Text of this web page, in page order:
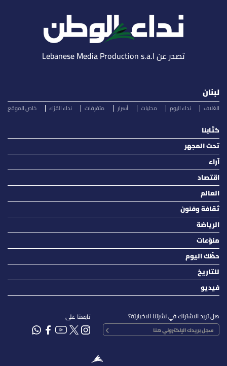
تصدر عن Lebanese Media Production s.a.l
لبنان
الغلاف نداء اليوم محليات أسرار متفرقات نداء القرّاء خاص الموقع
كتّابنا
تحت المجهر
آراء
اقتصاد
العالم
ثقافة وفنون
الرياضة
منوّعات
حظّك اليوم
للتاريخ
فيديو
هل تريد الاشتراك في نشرتنا الاخباريّة؟ تابعنا على